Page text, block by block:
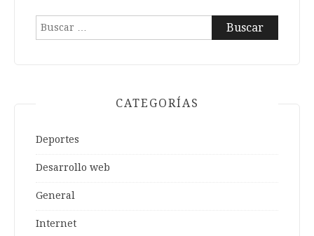
Buscar:
CATEGORÍAS
Deportes
Desarrollo web
General
Internet